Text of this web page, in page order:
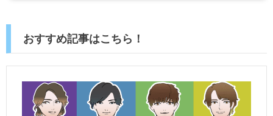
おすすめ記事はこちら！